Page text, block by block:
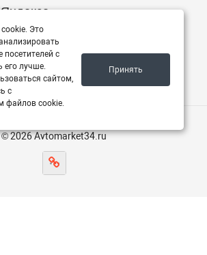
© 2026 Avtomarket34.ru
Это
посетителей с
его лучше.
сайтом,
с
файлов cookie.
Принять